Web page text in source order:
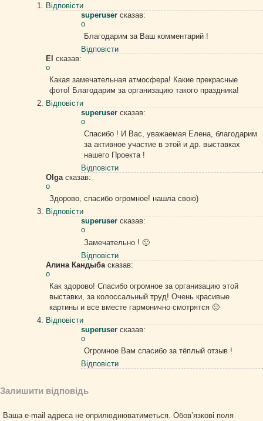
Відповіcти
superuser сказав:
о
Благодарим за Ваш комментарий !
Відповіcти
El
сказав:
о
Какая замечательная атмосфера! Какие прекрасные
фото! Благодарим за организацию такого праздника!
Відповіcти
superuser сказав:
о
Спасибо ! И Вас, уважаемая Елена, благодарим
за активное участие в этой и др. выставках
нашего Проекта !
Відповіcти
Olga сказав:
о
Здорово, спасибо огромное! нашла свою)
Відповіcти
superuser сказав:
о
Замечательно ! 🙂
Відповіcти
Алина Кандыба сказав:
о
Как здорово! Спасибо огромное за организацию этой
выставки, за колоссальный труд! Очень красивые
картины и все вместе гармонично смотрятся 🙂
Відповіcти
superuser сказав:
о
Огромное Вам спасибо за тёплый отзыв !
Відповіcти
Залишити відповідь
Ваша e-mail адреса не оприлюднюватиметься. Обов’язкові поля